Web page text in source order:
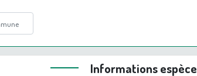
Informations espèce